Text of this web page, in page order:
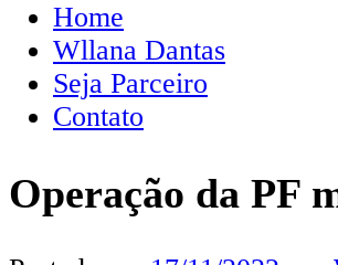
Home
Wllana Dantas
Seja Parceiro
Contato
Operação da PF